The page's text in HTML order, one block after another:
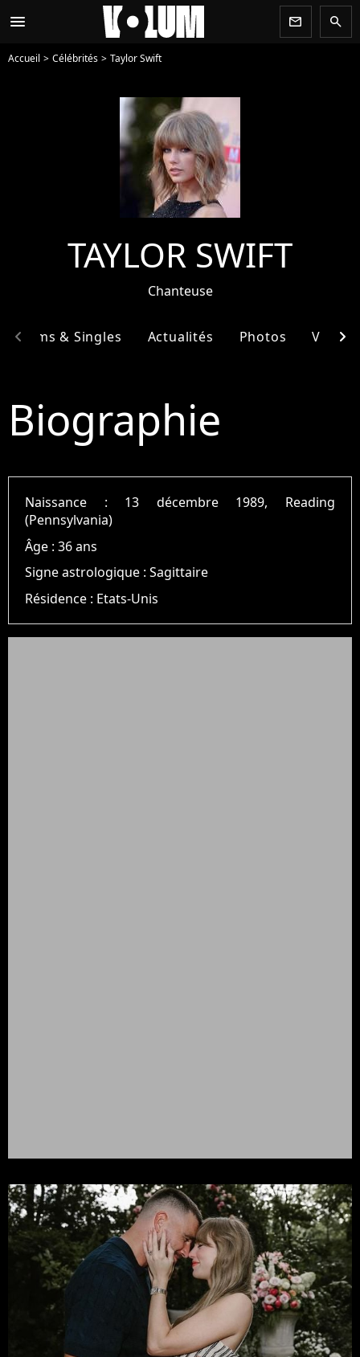
menu newsletter search
Accueil Célébrités Taylor Swift
TAYLOR SWIFT
Chanteuse
Albums & Singles Actualités Photos Vidéos
chevron_left chevron_right
Biographie
Naissance : 13 décembre 1989, Reading
(Pennsylvania)
Âge :36 ans
Signe astrologique :Sagittaire
Résidence : Etats-Unis